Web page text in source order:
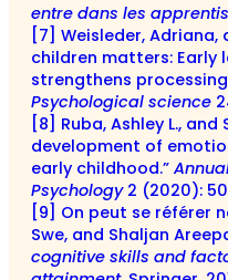
entre dans les
[7] Weisleder, Adriana,
children matters: Early
strengthens
Psychological science
[8] Ruba, Ashley L., and
development of
early childhood.”
Psychology2 (2020):
[9] On peut se référer
Swe, and Shaljan
cognitive skills and